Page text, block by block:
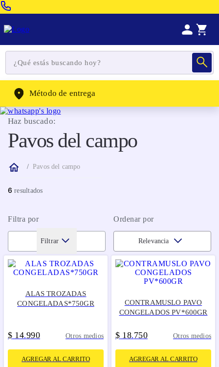
WhatsApp: (302) 262-4104
Método de entrega
Haz buscado:
Pavos del campo
Pavos del campo
6
Filtra por Ordenar por
Filtrar Relevancia
ALAS TROZADAS
CONGELADAS*750GR
$ 14.990 Otros medios
AGREGAR AL CARRITO
CONTRAMUSLO PAVO
CONGELADOS PV*600GR
$ 18.750 Otros medios
AGREGAR AL CARRITO